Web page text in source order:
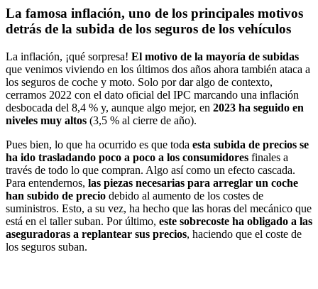
La famosa inflación, uno de los principales motivos
detrás de la subida de los seguros de los vehículos
La inflación, ¡qué sorpresa! El motivo de la mayoría de subidas
que venimos viviendo en los últimos dos años ahora también ataca a
los seguros de coche y moto. Solo por dar algo de contexto,
cerramos 2022 con el dato oficial del IPC marcando una inflación
desbocada del 8,4 % y, aunque algo mejor, en 2023 ha seguido en
niveles muy altos (3,5 % al cierre de año).
Pues bien, lo que ha ocurrido es que toda esta subida de precios se
ha ido trasladando poco a poco a los consumidores finales a
través de todo lo que compran. Algo así como un efecto cascada.
Para entendernos, las piezas necesarias para arreglar un coche
han subido de precio debido al aumento de los costes de
suministros. Esto, a su vez, ha hecho que las horas del mecánico que
está en el taller suban. Por último, este sobrecoste ha obligado a las
aseguradoras a replantear sus precios, haciendo que el coste de
los seguros suban.